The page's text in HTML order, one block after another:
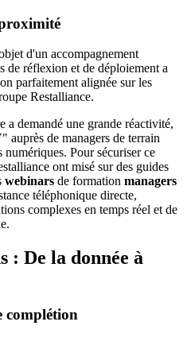
d'un accompagnement
de réflexion et de déploiement a
parfaitement alignée sur les
Restalliance.
a demandé une grande réactivité,
auprès de managers de terrain
Pour sécuriser ce
ont misé sur des guides
webinars de formation managers
téléphonique directe,
complexes en temps réel et de
: De la donnée à
complétion